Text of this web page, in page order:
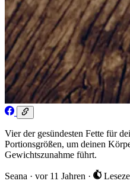
Vier der gesündesten Fette für
Portionsgrößen, um deinen
Gewichtszunahme führt.
Seana · vor 11 Jahren ·